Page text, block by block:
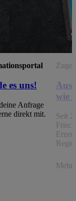
es uns!
Anfrage
direkt mit.
Aus
wie
Seit
Mehr